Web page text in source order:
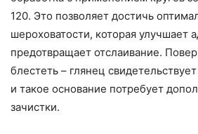
120. Это позволяет достичь
шероховатости, которая улучшает
предотвращает отслаивание.
блестеть – глянец
и такое основание потребует
зачистки.